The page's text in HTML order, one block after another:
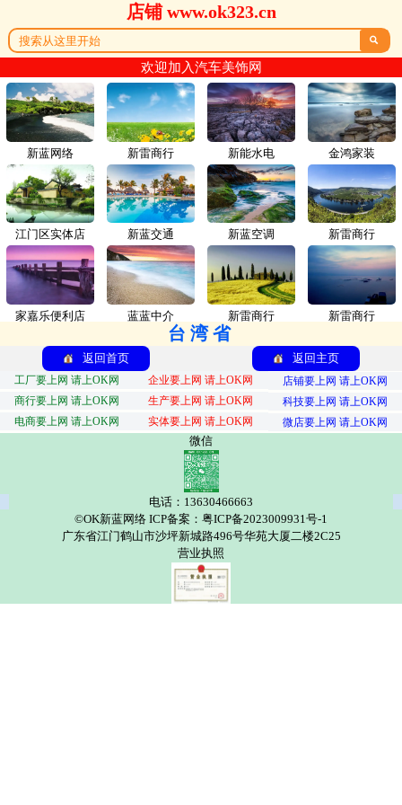
店铺 www.ok323.cn

欢迎加入汽车美饰网
新蓝网络 新雷商行
江门区实体店 新蓝交通
家嘉乐便利店 蓝蓝中介
新能水电 金鸿家装
新蓝空调 新雷商行
新雷商行 新雷商行
台湾省
返回首页 返回主页
工厂要上网 请上OK网 企业要上网 请上OK网
店铺要上网 请上OK网
商行要上网 请上OK网
生产要上网 请上OK网
科技要上网 请上OK网
电商要上网 请上OK网
实体要上网 请上OK网 微店要上网 请上OK网
微信
电话：13630466663
©OK新蓝网络 ICP备案：粤ICP备2023009931号-1
广东省江门鹤山市沙坪新城路496号华苑大厦二楼2C25
营业执照